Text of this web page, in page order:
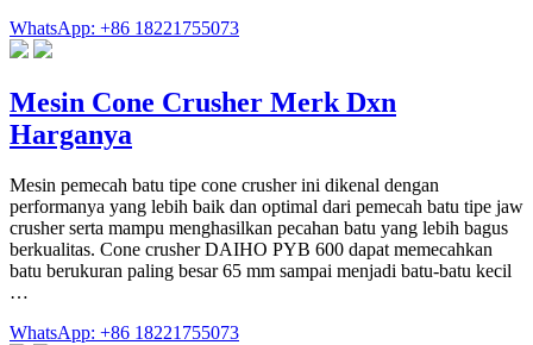
WhatsApp: +86 18221755073
Mesin Cone Crusher Merk Dxn
Harganya
Mesin pemecah batu tipe cone crusher ini dikenal dengan
performanya yang lebih baik dan optimal dari pemecah batu tipe jaw
crusher serta mampu menghasilkan pecahan batu yang lebih bagus
berkualitas. Cone crusher DAIHO PYB 600 dapat memecahkan
batu berukuran paling besar 65 mm sampai menjadi batu-batu kecil
…
WhatsApp: +86 18221755073